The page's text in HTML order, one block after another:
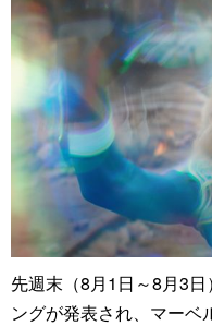
先週末（8月1日～8月3
ングが発表され、マーベ